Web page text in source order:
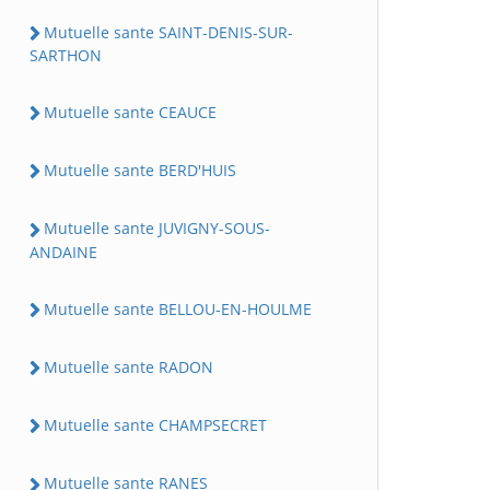
Mutuelle sante SAINT-DENIS-SUR-
SARTHON
Mutuelle sante CEAUCE
Mutuelle sante BERD'HUIS
Mutuelle sante JUVIGNY-SOUS-
ANDAINE
Mutuelle sante BELLOU-EN-HOULME
Mutuelle sante RADON
Mutuelle sante CHAMPSECRET
Mutuelle sante RANES